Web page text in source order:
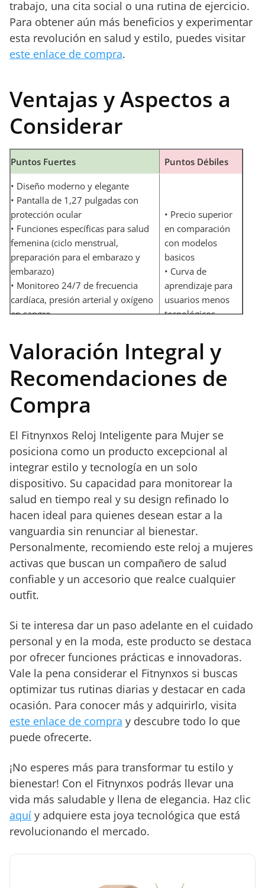
trabajo, una cita social o una rutina de ejercicio.
Para obtener aún más beneficios y experimentar
esta revolución en salud y estilo, puedes visitar
este enlace de compra.
Ventajas y Aspectos a
Considerar
Puntos Fuertes Puntos Débiles
• Diseño moderno y elegante
• Pantalla de 1,27 pulgadas con
protección ocular
• Funciones específicas para salud
femenina (ciclo menstrual,
preparación para el embarazo y
embarazo)
• Monitoreo 24/7 de frecuencia
cardíaca, presión arterial y oxígeno
en sangre
sedentarismo y mejorar la
hidratación
• Análisis avanzado del sueño y
accesorios intercambiables
(correas y collar)
• Precio superior
en comparación
con modelos
basicos
• Curva de
aprendizaje para
usuarios menos
tecnológicos
la conexión para
funciones
Valoración Integral y
Recomendaciones de
Compra
El Fitnynxos Reloj Inteligente para Mujer se
posiciona como un producto excepcional al
integrar estilo y tecnología en un solo
dispositivo. Su capacidad para monitorear la
salud en tiempo real y su design refinado lo
hacen ideal para quienes desean estar a la
vanguardia sin renunciar al bienestar.
Personalmente, recomiendo este reloj a mujeres
activas que buscan un compañero de salud
confiable y un accesorio que realce cualquier
outfit.
Si te interesa dar un paso adelante en el cuidado
personal y en la moda, este producto se destaca
por ofrecer funciones prácticas e innovadoras.
Vale la pena considerar el Fitnynxos si buscas
optimizar tus rutinas diarias y destacar en cada
ocasión. Para conocer más y adquirirlo, visita
este enlace de compra y descubre todo lo que
puede ofrecerte.
¡No esperes más para transformar tu estilo y
bienestar! Con el Fitnynxos podrás llevar una
vida más saludable y llena de elegancia. Haz clic
aquí y adquiere esta joya tecnológica que está
revolucionando el mercado.